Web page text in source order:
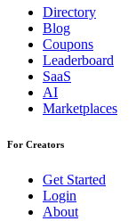
Directory
Blog
Coupons
Leaderboard
SaaS
AI
Marketplaces
For Creators
Get Started
Login
About